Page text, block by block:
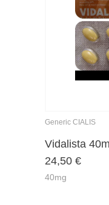
Generic CIALIS
Vidalista
24,50 €
40mg